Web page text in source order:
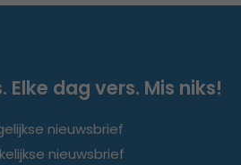
dag vers. Mis niks!
nieuwsbrief
nieuwsbrief